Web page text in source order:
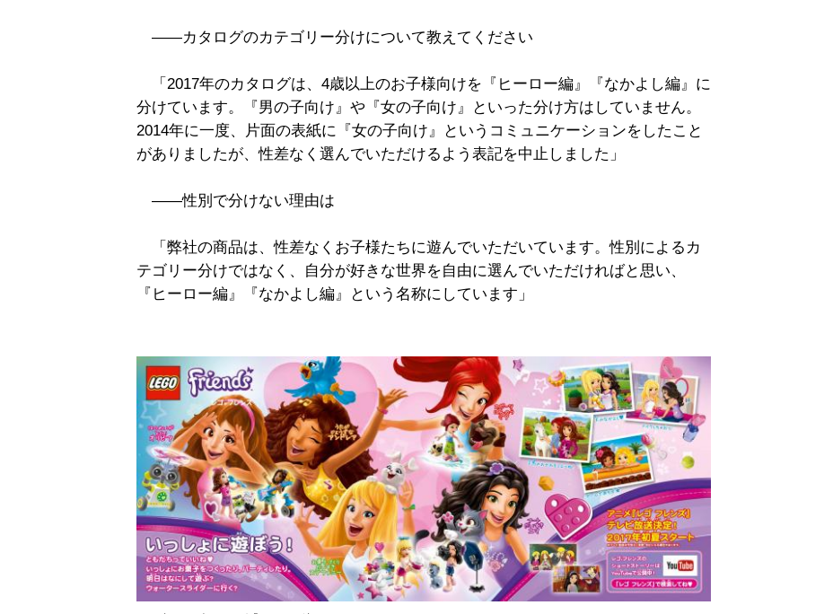
――カタログのカテゴリー分けについて教えてください
「2017年のカタログは、4歳以上のお子様向けを『ヒーロー編』『なかよし編』に
分けています。『男の子向け』や『女の子向け』といった分け方はしていません。
2014年に一度、片面の表紙に『女の子向け』というコミュニケーションをしたこと
がありましたが、性差なく選んでいただけるよう表記を中止しました」
――性別で分けない理由は
「弊社の商品は、性差なくお子様たちに遊んでいただいています。性別によるカ
テゴリー分けではなく、自分が好きな世界を自由に選んでいただければと思い、
『ヒーロー編』『なかよし編』という名称にしています」